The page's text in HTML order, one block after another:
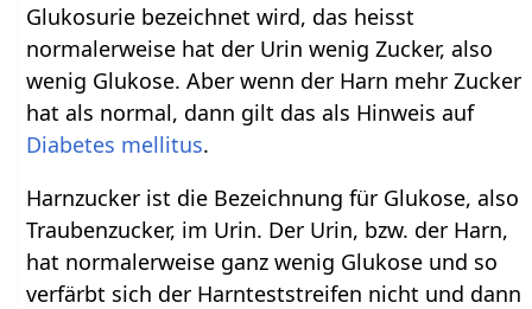
Glukosurie bezeichnet wird, das heisst
normalerweise hat der Urin wenig Zucker, also
wenig Glukose. Aber wenn der Harn mehr Zucker
hat als normal, dann gilt das als Hinweis auf
Diabetes mellitus.
Harnzucker ist die Bezeichnung für Glukose, also
Traubenzucker, im Urin. Der Urin, bzw. der Harn,
hat normalerweise ganz wenig Glukose und so
verfärbt sich der Harnteststreifen nicht und dann